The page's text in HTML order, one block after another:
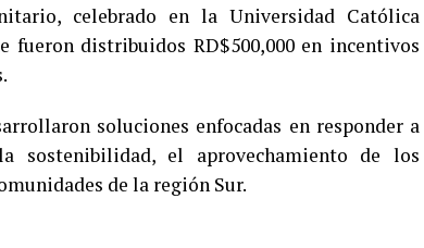
celebrado en la Universidad Católica
fueron distribuidos RD$500,000 en incentivos
soluciones enfocadas en responder a
sostenibilidad, el aprovechamiento de los
de la región Sur.